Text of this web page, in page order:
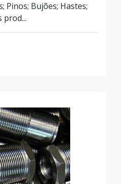
Pinos; Bujões; Hastes;
prod...